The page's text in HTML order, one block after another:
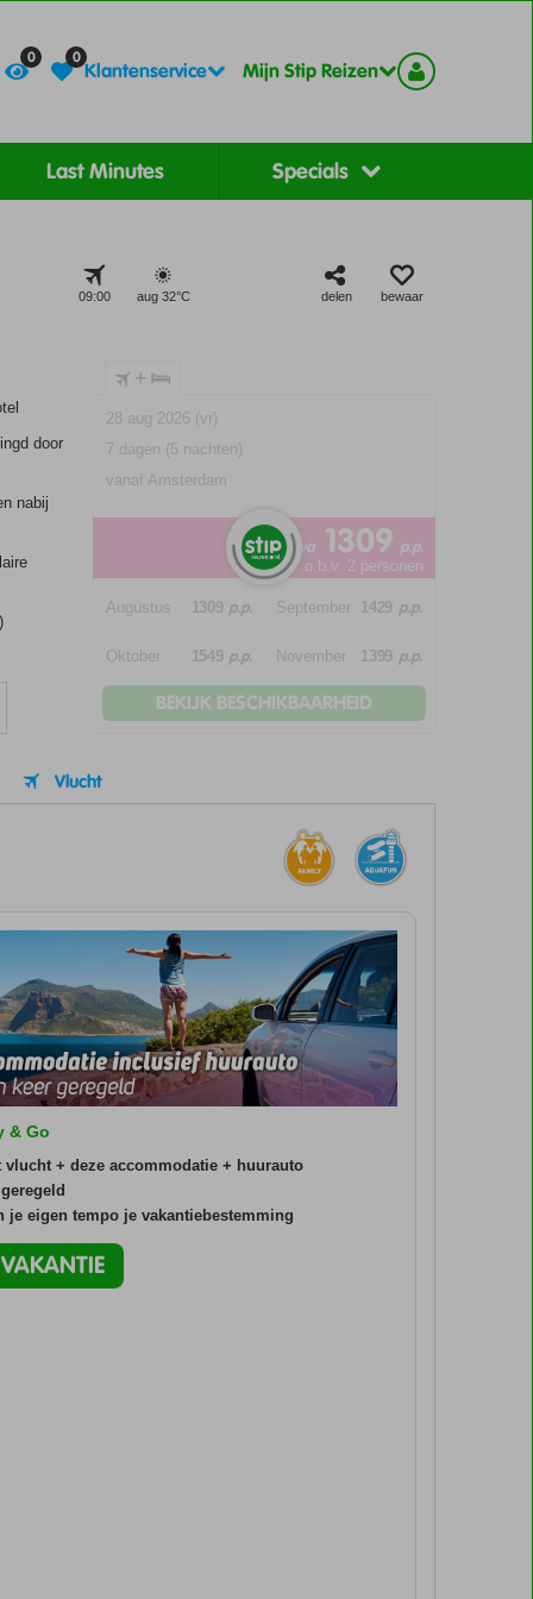
0 0
Klantenservice Mijn Stip Reizen
Last Minutes Specials
09:00 aug 32°C delen bewaar
door
nabij
+
28 aug 2026 (vr)
7 dagen (5 nachten)
vanaf Amsterdam
va 1309 p.p.
o.b.v. 2 personen
Augustus 1309 p.p. September 1429 p.p.
Oktober 1549 p.p. November 1399 p.p.
BEKIJK BESCHIKBAARHEID
Vlucht
& Go
+ deze accommodatie + huurauto
eigen tempo je vakantiebestemming